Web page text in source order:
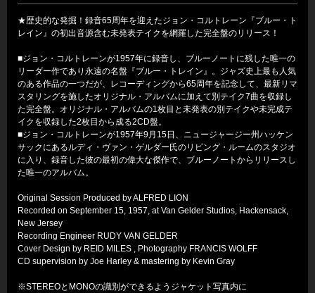
★歴史的な発掘！録音65周年を迎えたジョン・コルトレーン『ブルー・ト
レイン』の初出音源含む未発表テイクを網羅した完全盤のリリース！
■ジョン・コルトレーンが1957年に録音し、ブルーノートに残した唯一の
リーダー作であり永遠の名盤『ブルー・トレイン』。ジャズ史上最も人気
のある作品の一つだが、レコーディングから65周年を記念して、最新リマ
スタリングを施したオリジナル・アルバムに加えて別テイク7曲を収録し
た完全盤。オリジナル・アルバムの1枚目と未発表の別テイクや未完成テ
イクを収録した2枚目から成る2CD盤。
■ジョン・コルトレーンが1957年9月15日、ニュージャージー州ハッケン
サックにあるルディ・ヴァン・ゲルダー氏のリビング・ルームのスタジオ
に入り、録音した彼の最初の偉大な傑作で、ブルーノートからリリースし
た唯一のアルバム。
Original Session Produced by ALFRED LION
Recorded on September 15, 1957, at Van Gelder Studios, Hackensack,
New Jersey
Recording Engineer RUDY VAN GELDER
Cover Design by REID MILES , Photography FRANCIS WOLFF
CD supervision by Joe Harley & mastering by Kevin Gray
※STEREOとMONOの識別ができるようジャケット写真内に